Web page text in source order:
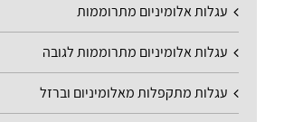
עגלות אלומיניום מתרוממות
עגלות אלומיניום מתרוממות לגובה
עגלות מתקפלות מאלומיניום וברזל